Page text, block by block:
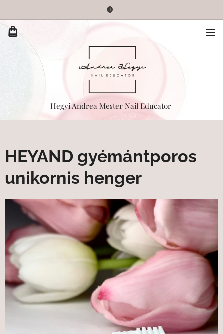
Hegyi Andrea Mester Nail Educator
HEYAND gyémántporos
unikornis henger